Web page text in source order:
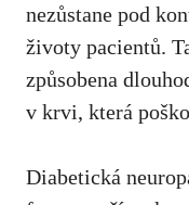
‍nezůstane pod
životy ⁣pacientů.
způsobena
v krvi, která
Diabetická